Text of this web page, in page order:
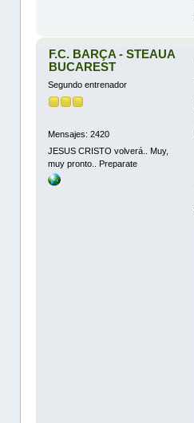
F.C. BARÇA - STEAUA
BUCAREST
Segundo entrenador
Mensajes: 2420
JESUS CRISTO volverá.. Muy,
muy pronto.. Preparate